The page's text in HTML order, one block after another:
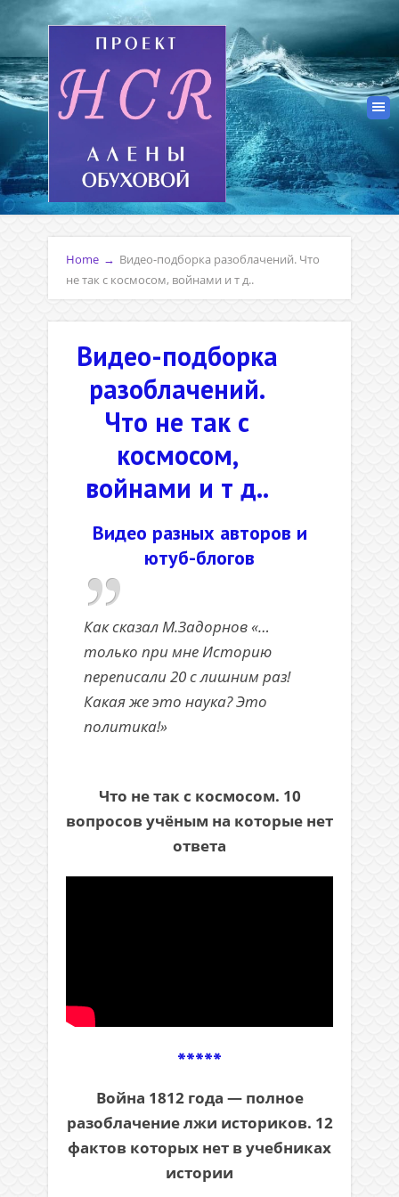
Home → Видео-подборка разоблачений. Что
не так с космосом, войнами и т д..
Видео-подборка
разоблачений.
Что не так с
космосом,
войнами и т д..
Видео разных авторов и
ютуб-блогов
Как сказал М.Задорнов «…
только при мне Историю
переписали 20 с лишним раз!
Какая же это наука? Это
политика!»
Что не так с космосом. 10
вопросов учёным на которые нет
ответа
*****
Война 1812 года — полное
разоблачение лжи историков. 12
фактов которых нет в учебниках
истории